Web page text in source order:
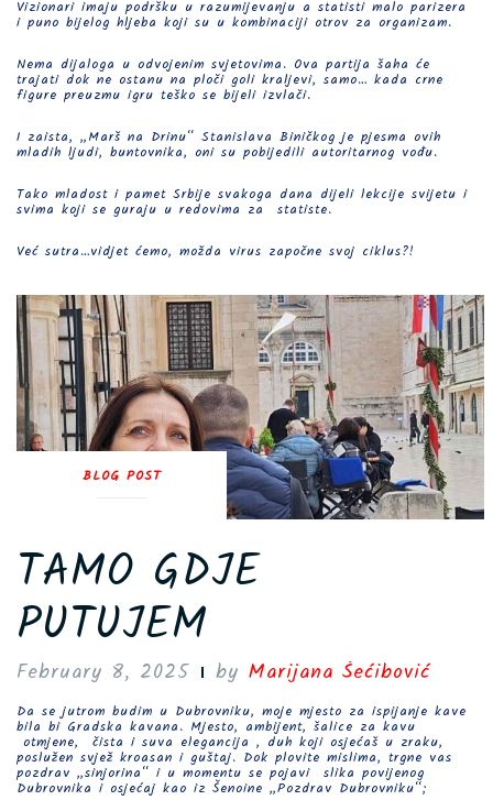
Vizionari imaju podršku u razumijevanju a statisti malo parizera
i puno bijelog hljeba koji su u kombinaciji otrov za organizam.
Nema dijaloga u odvojenim svjetovima. Ova partija šaha će
trajati dok ne ostanu na ploči goli kraljevi, samo… kada crne
figure preuzmu igru teško se bijeli izvlači.
I zaista, „Marš na Drinu“ Stanislava Biničkog je pjesma ovih
mladih ljudi, buntovnika, oni su pobijedili autoritarnog vođu.
Tako mladost i pamet Srbije svakoga dana dijeli lekcije svijetu i
svima koji se guraju u redovima za statiste.
Već sutra…vidjet ćemo, možda virus započne svoj ciklus?!
BLOG POST
TAMO GDJE
PUTUJEM
February 8, 2025 by Marijana Šećibović
Da se jutrom budim u Dubrovniku, moje mjesto za ispijanje kave
bila bi Gradska kavana. Mjesto, ambijent, šalice za kavu
otmjene, čista i suva elegancija , duh koji osjećaš u zraku,
poslužen svjež kroasan i guštaj. Dok plovite mislima, trgne vas
pozdrav „sinjorina“ i u momentu se pojavi slika povijenog
Dubrovnika i osjećaj kao iz Šenoine „Pozdrav Dubrovniku“;